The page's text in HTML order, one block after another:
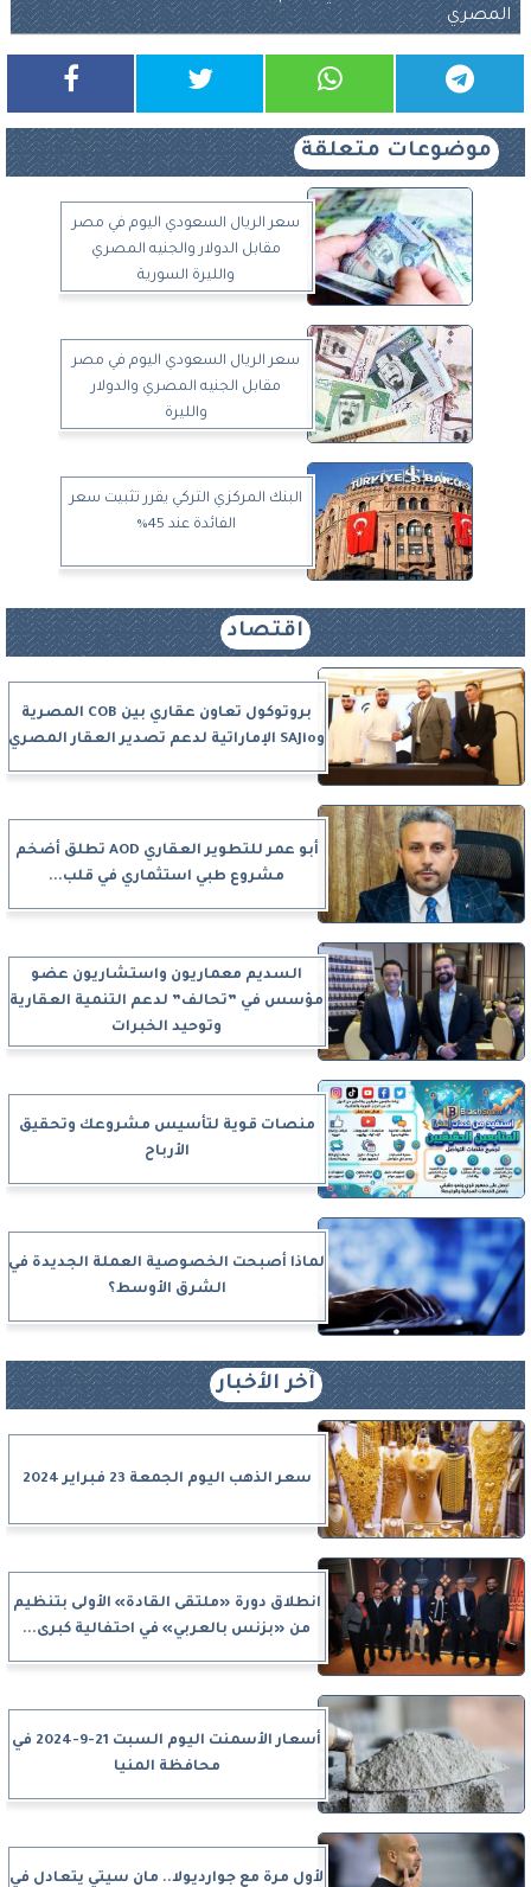
المصري
موضوعات متعلقة
سعر الريال السعودي اليوم في مصر
مقابل الدولار والجنيه المصري
والليرة السورية
سعر الريال السعودي اليوم في مصر
مقابل الجنيه المصري والدولار
والليرة
البنك المركزي التركي يقرر تثبيت سعر
الفائدة عند 45%
اقتصاد
بروتوكول تعاون عقاري بين COB المصرية
وSAJio الإماراتية لدعم تصدير العقار المصري
أبو عمر للتطوير العقاري AOD تطلق أضخم
مشروع طبي استثماري في قلب...
السديم معماريون واستشاريون عضو
مؤسس في ”تحالف” لدعم التنمية العقارية
وتوحيد الخبرات
منصات قوية لتأسيس مشروعك وتحقيق
الأرباح
لماذا أصبحت الخصوصية العملة الجديدة في
الشرق الأوسط؟
آخر الأخبار
سعر الذهب اليوم الجمعة 23 فبراير 2024
انطلاق دورة «ملتقى القادة» الأولى بتنظيم
من «بزنس بالعربي» في احتفالية كبرى...
أسعار الأسمنت اليوم السبت 21-9-2024 في
محافظة المنيا
لأول مرة مع جوارديولا.. مان سيتي يتعادل في